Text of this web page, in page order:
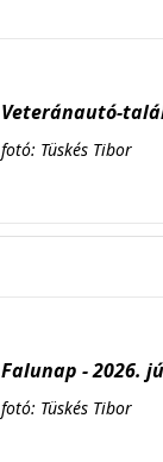
Veteránautó-
fotó: Tüskés Tibor
Falunap - 2026.
fotó: Tüskés Tibor